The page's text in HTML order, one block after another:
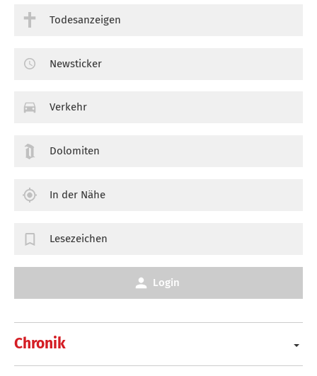
Chronik
Todesanzeigen
Newsticker
Verkehr
Dolomiten
In der Nähe
Lesezeichen
Login